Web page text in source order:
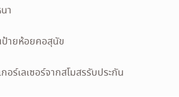
า
ายห้อยคอสุนัข
ร์เลเซอร์จากสโมสรรับประกัน